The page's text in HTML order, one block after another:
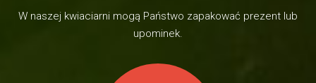
W naszej kwiaciarni mogą Państwo zapakować prezent lub
upominek.